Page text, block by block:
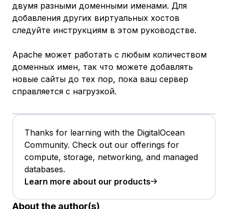
двумя разными доменными именами. Для
добавления других виртуальных хостов
следуйте инструкциям в этом руководстве.
Apache может работать с любым количеством
доменных имен, так что можете добавлять
новые сайты до тех пор, пока ваш сервер
справляется с нагрузкой.
Thanks for learning with the DigitalOcean
Community. Check out our offerings for
compute, storage, networking, and managed
databases.
Learn more about our products
About the author(s)